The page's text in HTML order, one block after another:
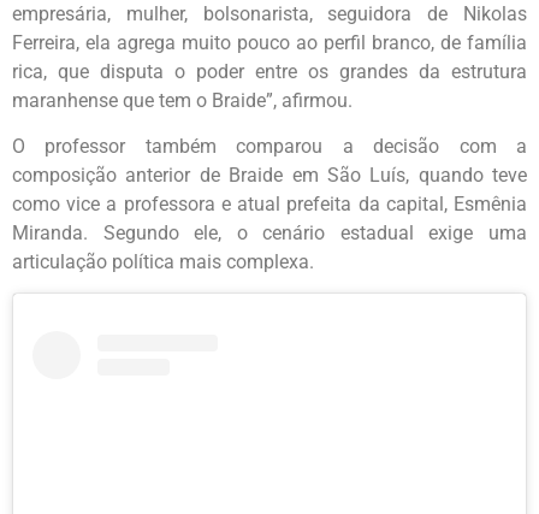
empresária, mulher, bolsonarista, seguidora de Nikolas
Ferreira, ela agrega muito pouco ao perfil branco, de família
rica, que disputa o poder entre os grandes da estrutura
maranhense que tem o Braide”, afirmou.
O professor também comparou a decisão com a
composição anterior de Braide em São Luís, quando teve
como vice a professora e atual prefeita da capital, Esmênia
Miranda. Segundo ele, o cenário estadual exige uma
articulação política mais complexa.